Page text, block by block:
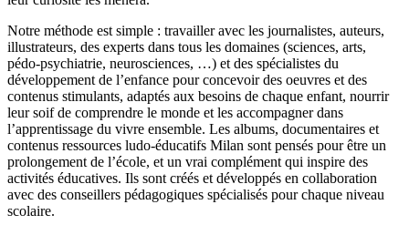
Notre méthode est simple : travailler avec les journalistes, auteurs,
illustrateurs, des experts dans tous les domaines (sciences, arts,
pédo-psychiatrie, neurosciences, …) et des spécialistes du
développement de l’enfance pour concevoir des oeuvres et des
contenus stimulants, adaptés aux besoins de chaque enfant, nourrir
leur soif de comprendre le monde et les accompagner dans
l’apprentissage du vivre ensemble. Les albums, documentaires et
contenus ressources ludo-éducatifs Milan sont pensés pour être un
prolongement de l’école, et un vrai complément qui inspire des
activités éducatives. Ils sont créés et développés en collaboration
avec des conseillers pédagogiques spécialisés pour chaque niveau
scolaire.